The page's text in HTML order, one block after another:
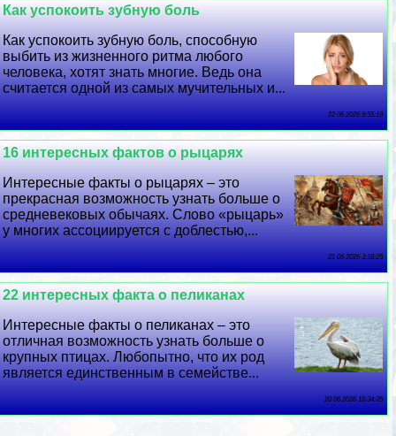
Как успокоить зубную боль
Как успокоить зубную боль, способную
выбить из жизненного ритма любого
человека, хотят знать многие. Ведь она
считается одной из самых мучительных и...
22 06 2026 9:55:19
16 интересных фактов о рыцарях
Интересные факты о рыцарях – это
прекрасная возможность узнать больше о
средневековых обычаях. Слово «рыцарь»
у многих ассоциируется с доблестью,...
21 06 2026 3:18:25
22 интересных факта о пеликанах
Интересные факты о пеликанах – это
отличная возможность узнать больше о
крупных птицах. Любопытно, что их род
является единственным в семействе...
20 06 2026 18:34:35